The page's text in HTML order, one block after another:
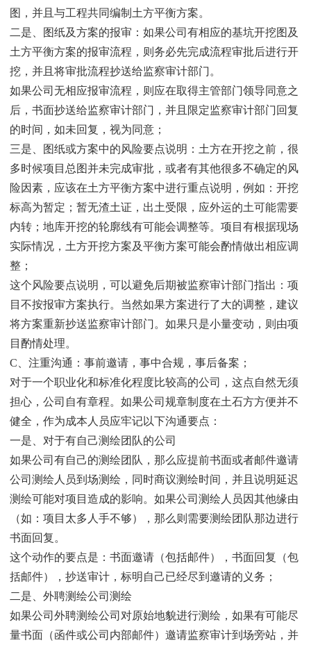
图，并且与工程共同编制土方平衡方案。
二是、图纸及方案的报审：如果公司有相应的基坑开挖图及
土方平衡方案的报审流程，则务必先完成流程审批后进行开
挖，并且将审批流程抄送给监察审计部门。
如果公司无相应报审流程，则应在取得主管部门领导同意之
后，书面抄送给监察审计部门，并且限定监察审计部门回复
的时间，如未回复，视为同意；
三是、图纸或方案中的风险要点说明：土方在开挖之前，很
多时候项目总图并未完成审批，或者有其他很多不确定的风
险因素，应该在土方平衡方案中进行重点说明，例如：开挖
标高为暂定；暂无渣土证，出土受限，应外运的土可能需要
内转；地库开挖的轮廓线有可能会调整等。项目有根据现场
实际情况，土方开挖方案及平衡方案可能会酌情做出相应调
整；
这个风险要点说明，可以避免后期被监察审计部门指出：项
目不按报审方案执行。当然如果方案进行了大的调整，建议
将方案重新抄送监察审计部门。如果只是小量变动，则由项
目酌情处理。
C、注重沟通：事前邀请，事中合规，事后备案；
对于一个职业化和标准化程度比较高的公司，这点自然无须
担心，公司自有章程。如果公司规章制度在土石方方便并不
健全，作为成本人员应牢记以下沟通要点：
一是、对于有自己测绘团队的公司
如果公司有自己的测绘团队，那么应提前书面或者邮件邀请
公司测绘人员到场测绘，同时商议测绘时间，并且说明延迟
测绘可能对项目造成的影响。如果公司测绘人员因其他缘由
（如：项目太多人手不够），那么则需要测绘团队那边进行
书面回复。
这个动作的要点是：书面邀请（包括邮件），书面回复（包
括邮件），抄送审计，标明自己已经尽到邀请的义务；
二是、外聘测绘公司测绘
如果公司外聘测绘公司对原始地貌进行测绘，如果有可能尽
量书面（函件或公司内部邮件）邀请监察审计到场旁站，并